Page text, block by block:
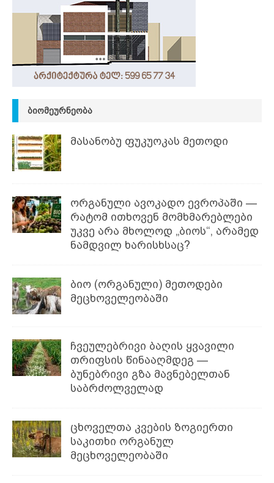
ᲑᲘᲝᲛᲔᲣᲠᲜᲔᲝᲑᲐ
მასანობუ ფუკუოკას მეთოდი
ორგანული ავოკადო ევროპაში —
რატომ ითხოვენ მომხმარებლები
უკვე არა მხოლოდ „ბიოს“, არამედ
ნამდვილ ხარისხსაც?
ბიო (ორგანული) მეთოდები
მეცხოველეობაში
ჩვეულებრივი ბაღის ყვავილი
თრიფსის წინააღმდეგ —
ბუნებრივი გზა მავნებელთან
საბრძოლველად
ცხოველთა კვების ზოგიერთი
საკითხი ორგანულ
მეცხოველეობაში